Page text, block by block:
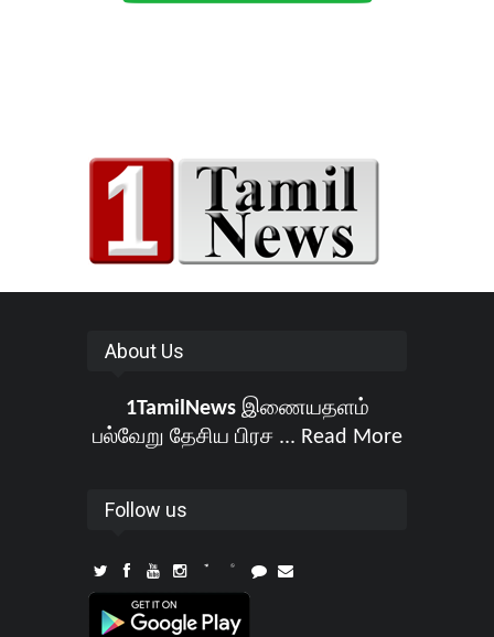
About Us
1TamilNewsஇணையதளம்
பல்வேறு தேசிய பிரச ... Read More
Follow us